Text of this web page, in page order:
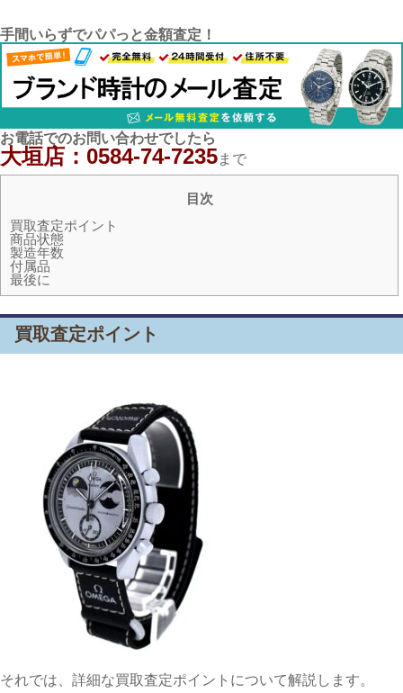
手間いらずでパパっと金額査定！
お電話でのお問い合わせでしたら
大垣店：0584-74-7235まで
目次
買取査定ポイント
商品状態
製造年数
付属品
最後に
買取査定ポイント
それでは、詳細な買取査定ポイントについて解説します。